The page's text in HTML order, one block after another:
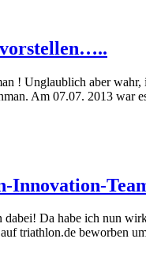
! Unglaublich aber wahr,
Am 07.07. 2013 war
Innovation-
Da habe ich nun
triathlon.de beworben